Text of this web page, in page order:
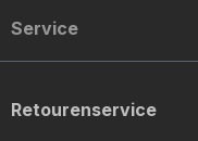
Service
Retourenservice